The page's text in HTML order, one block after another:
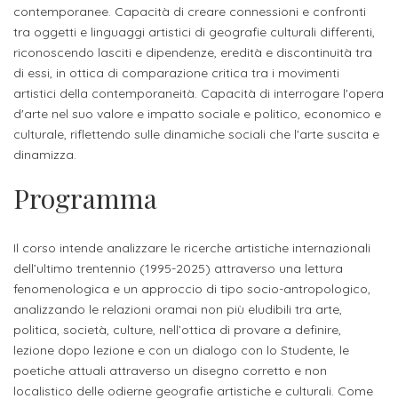
Servizi
allo
studente
Internazionalizzazione
Aziende
e stage
Orientamento
Contatti
Didattico
Autorizzazioni
Ministeriali
Nucleo
di
Manualistica
Organigramma
Laboratori
e
Accademia
SantaGiulia
DIPARTIMENTI
Dipartimento
di
Arti
Visive
Dipartimento
di
Comunicazione
e
Didattica
dell'arte
ERASMUS+
Reclutamento
Concorsi
Progetti
Terza
Missione
OPPORTUNITÀ
ERASMUS+
SERVIZI
ALLO
Inclusione
Carriera
Alias
di
Stage
Apprendistato
per
le
aziende
OPPORTUNITÀ
PER
STUDENTI
Stage
attivabili
TO-
ONE
Iscrizione
a
corsi
singoli
Gli
per
diventare
un
nostro
studente
Iscriviti
alla
Newsletter
ISCRIVITI
IN
Come
Iscriversi
Gli
step
per
diventare
un
nostro
genitore
di
uno
studente
studente
docente
referente
d'azienda
contemporanee. Capacità di creare connessioni e confronti
tra oggetti e linguaggi artistici di geografie culturali differenti,
riconoscendo lasciti e dipendenze, eredità e discontinuità tra
di essi, in ottica di comparazione critica tra i movimenti
artistici della contemporaneità. Capacità di interrogare l'opera
d'arte nel suo valore e impatto sociale e politico, economico e
culturale, riflettendo sulle dinamiche sociali che l'arte suscita e
dinamizza.
Programma
Il corso intende analizzare le ricerche artistiche internazionali
dell’ultimo trentennio (1995-2025) attraverso una lettura
fenomenologica e un approccio di tipo socio-antropologico,
analizzando le relazioni oramai non più eludibili tra arte,
politica, società, culture, nell’ottica di provare a definire,
lezione dopo lezione e con un dialogo con lo Studente, le
poetiche attuali attraverso un disegno corretto e non
localistico delle odierne geografie artistiche e culturali. Come